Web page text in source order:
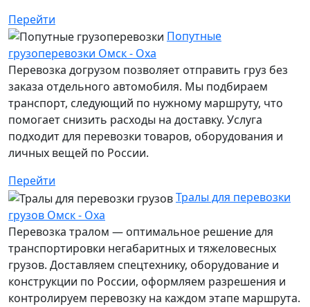
Перейти
Попутные
грузоперевозки Омск - Оха
Перевозка догрузом позволяет отправить груз без
заказа отдельного автомобиля. Мы подбираем
транспорт, следующий по нужному маршруту, что
помогает снизить расходы на доставку. Услуга
подходит для перевозки товаров, оборудования и
личных вещей по России.
Перейти
Тралы для перевозки
грузов Омск - Оха
Перевозка тралом — оптимальное решение для
транспортировки негабаритных и тяжеловесных
грузов. Доставляем спецтехнику, оборудование и
конструкции по России, оформляем разрешения и
контролируем перевозку на каждом этапе маршрута.